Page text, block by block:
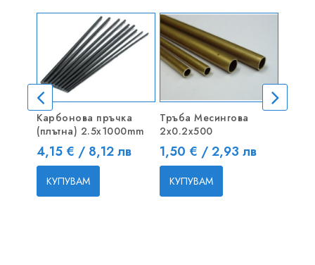
Карбонова пръчка
(плътна) 2.5x1000mm
Цена
4,15 € / 8,12 лв
КУПУВАМ
Тръба Месингова
2х0.2x500
Цена
1,50 € / 2,93 лв
КУПУВАМ